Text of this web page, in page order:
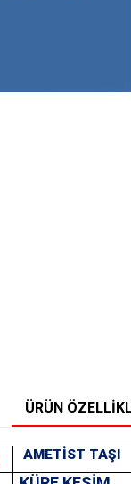
ÜRÜN
AMETİST TAŞI